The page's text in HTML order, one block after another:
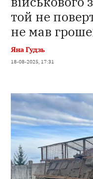
той не
не мав
Яна Гудзь
18-08-2025, 17:31